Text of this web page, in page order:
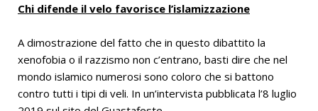
Chi difende il velo favorisce l’islamizzazione
A dimostrazione del fatto che in questo dibattito la
xenofobia o il razzismo non c’entrano, basti dire che nel
mondo islamico numerosi sono coloro che si battono
contro tutti i tipi di veli. In un’intervista pubblicata l’8 luglio